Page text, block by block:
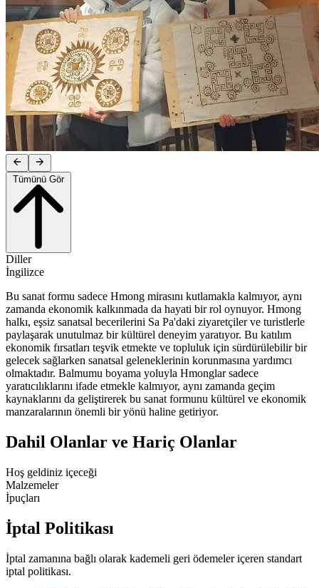
Tümünü Gör
Diller
İngilizce
Bu sanat formu sadece Hmong mirasını kutlamakla kalmıyor, aynı
zamanda ekonomik kalkınmada da hayati bir rol oynuyor. Hmong
halkı, eşsiz sanatsal becerilerini Sa Pa'daki ziyaretçiler ve turistlerle
paylaşarak unutulmaz bir kültürel deneyim yaratıyor. Bu katılım
ekonomik fırsatları teşvik etmekte ve topluluk için sürdürülebilir bir
gelecek sağlarken sanatsal geleneklerinin korunmasına yardımcı
olmaktadır. Balmumu boyama yoluyla Hmonglar sadece
yaratıcılıklarını ifade etmekle kalmıyor, aynı zamanda geçim
kaynaklarını da geliştirerek bu sanat formunu kültürel ve ekonomik
manzaralarının önemli bir yönü haline getiriyor.
Dahil Olanlar ve Hariç Olanlar
Hoş geldiniz içeceği
Malzemeler
İpuçları
İptal Politikası
İptal zamanına bağlı olarak kademeli geri ödemeler içeren standart
iptal politikası.